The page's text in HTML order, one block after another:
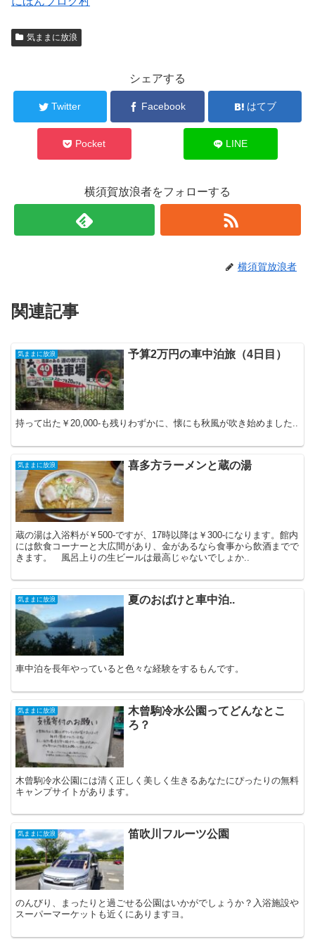
気ままに放浪
シェアする
Twitter Facebook はてブ
Pocket LINE
横須賀放浪者をフォローする
横須賀放浪者
関連記事
気ままに放浪 予算2万円の車中泊旅（4日目）
持って出た￥20,000-も残りわずかに、懐にも秋風が吹き始めました..
気ままに放浪 喜多方ラーメンと蔵の湯
蔵の湯は入浴料が￥500-ですが、17時以降は￥300-になります。館内
には飲食コーナーと大広間があり、金があるなら食事から飲酒までで
きます。 風呂上りの生ビールは最高じゃないでしょか..
気ままに放浪 夏のおばけと車中泊..
車中泊を長年やっていると色々な経験をするもんです。
気ままに放浪
木曾駒冷水公園ってどんなとこ
ろ？
木曾駒冷水公園には清く正しく美しく生きるあなたにぴったりの無料
キャンプサイトがあります。
気ままに放浪 笛吹川フルーツ公園
のんびり、まったりと過ごせる公園はいかがでしょうか？入浴施設や
スーパーマーケットも近くにありますヨ。